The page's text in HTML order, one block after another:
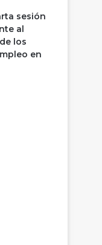
sesión
al
los
en